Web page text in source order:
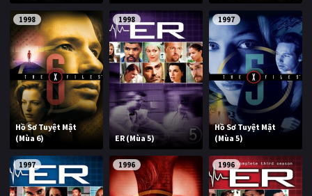
1998
Hồ Sơ Tuyệt Mật
(Mùa 6)
1998
ER (Mùa 5)
1997
Hồ Sơ Tuyệt Mật
(Mùa 5)
1997 1996 1996